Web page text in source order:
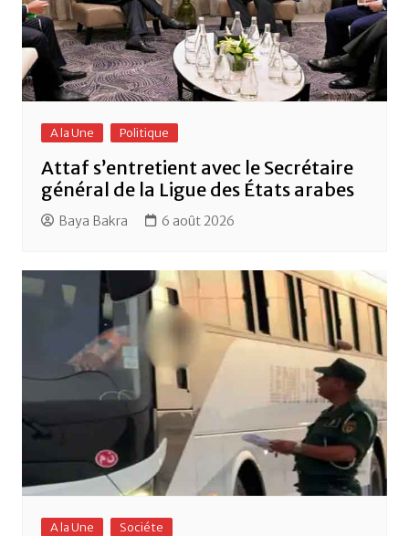
A la Une Politique
Attaf s’entretient avec le Secrétaire
général de la Ligue des États arabes
Baya Bakra 6 août 2026
A la Une Sociéte